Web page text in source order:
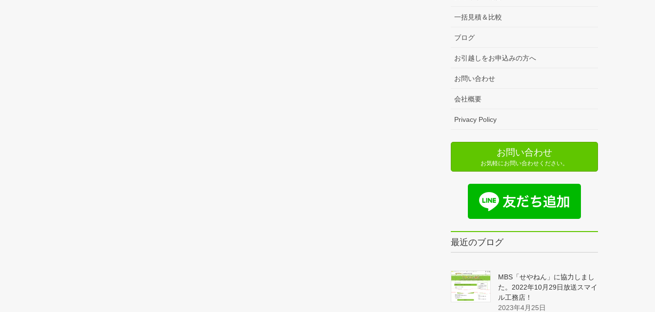
一括見積＆比較
ブログ
お引越しをお申込みの方へ
お問い合わせ
会社概要
Privacy Policy
お問い合わせ
お気軽にお問い合わせください。
最近のブログ
MBS「せやねん」に協力しまし
た。2022年10月29日放送スマイ
ル工務店！
2023年4月25日